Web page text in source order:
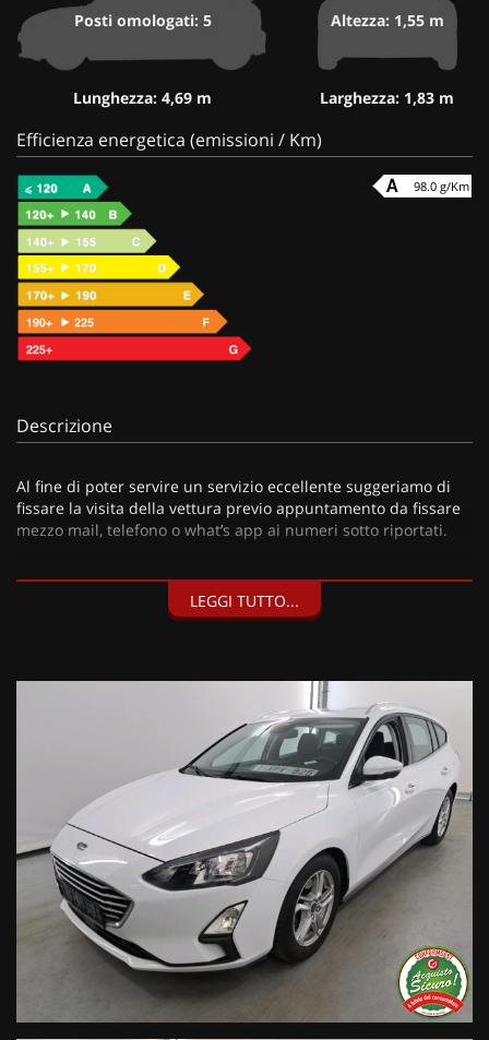
Posti omologati: 5
Lunghezza: 4,69 m
Altezza: 1,55 m
Larghezza: 1,83 m
Efficienza energetica (emissioni / Km)
98.0 g/Km
Descrizione
Al fine di poter servire un servizio eccellente suggeriamo di
fissare la visita della vettura previo appuntamento da fissare
mezzo mail, telefono o what’s app ai numeri sotto riportati.
• Finanziamenti personalizzabili a tassi agevolati (privati/ditte
• Polizze Kasko fino a 60 mesi di durata con estensione “valore
• Garanzia legale di Conformità prevista obbligatoriamente
dal Codice del Consumo;
• Garanzia estendibile fino a 60 mesi.
Segui Automobili Vendraminie leggi le recensioni che
descrivono l’esperienza dei nostri clienti:
• Sul nostro sito ufficiale www.automobilivendramini.it dove
potrai trovare l’intero parco auto aggiornato, maggiori foto e
info per ogni singola vettura, i nostri servizi e la nostra storia.
• Sulla nostra pagina Facebook
• Sulla nostra pagina Instagram
• Sul nostro profilo Google Business
LEGGI TUTTO...